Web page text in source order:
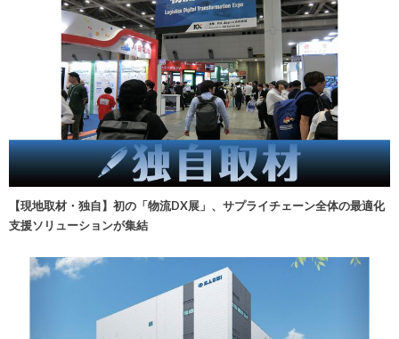
【現地取材・独自】初の「物流DX展」、サプライチェーン全体の最適化
支援ソリューションが集結